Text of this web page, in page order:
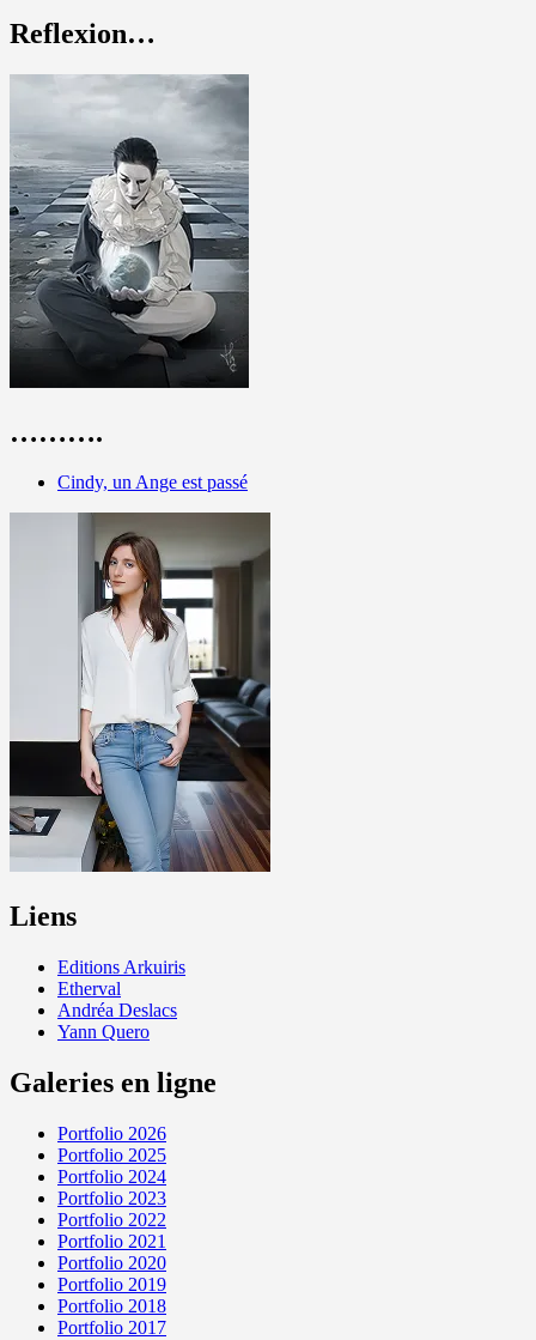
Reflexion…
……….
Cindy, un Ange est passé
Liens
Editions Arkuiris
Etherval
Andréa Deslacs
Yann Quero
Galeries en ligne
Portfolio 2026
Portfolio 2025
Portfolio 2024
Portfolio 2023
Portfolio 2022
Portfolio 2021
Portfolio 2020
Portfolio 2019
Portfolio 2018
Portfolio 2017